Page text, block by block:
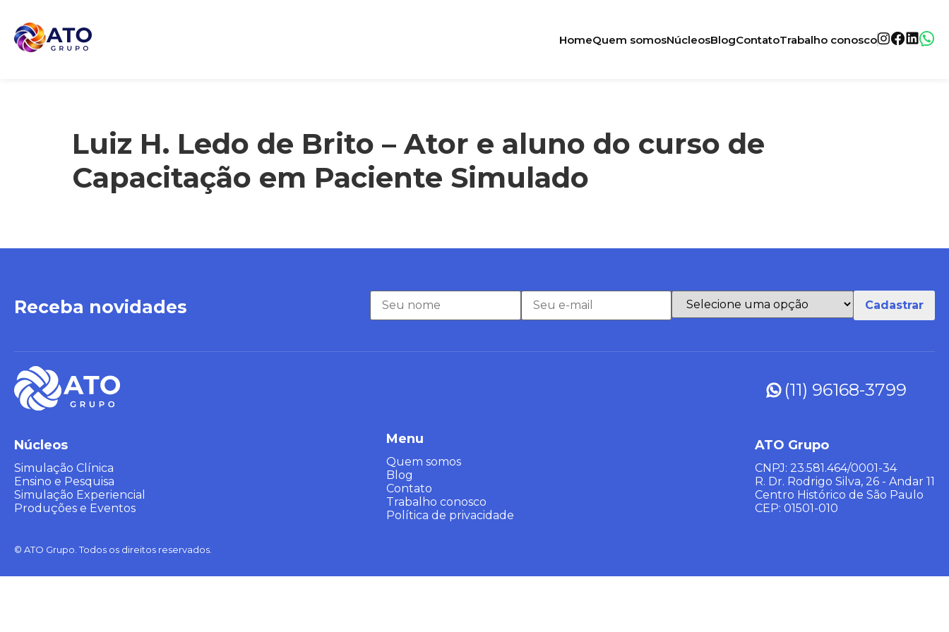
HomeQuem somosNúcleosBlogContatoTrabalho conosco
Luiz H. Ledo de Brito – Ator e aluno do curso de
Capacitação em Paciente Simulado
Receba novidades
(11) 96168-3799
Núcleos
Simulação Clínica
Ensino e Pesquisa
Simulação Experiencial
Produções e Eventos
Menu
Quem somos
Blog
Contato
Trabalho conosco
Política de privacidade
ATO Grupo
CNPJ: 23.581.464/0001-34
R. Dr. Rodrigo Silva, 26 - Andar 11
Centro Histórico de São Paulo
CEP: 01501-010
© ATO Grupo. Todos os direitos reservados.